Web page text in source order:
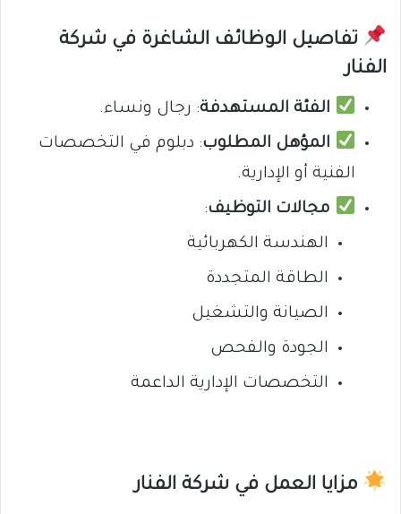
تفاصيل الوظائف الشاغرة في شركة
الفنار
الفئة المستهدفة: رجال ونساء.
المؤهل المطلوب: دبلوم في التخصصات
الفنية أو الإدارية.
مجالات التوظيف:
الهندسة الكهربائية
الطاقة المتجددة
الصيانة والتشغيل
الجودة والفحص
التخصصات الإدارية الداعمة
مزايا العمل في شركة الفنار